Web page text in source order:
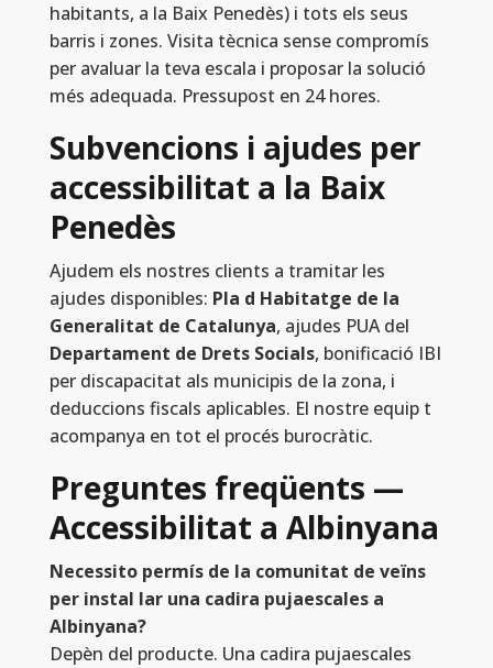
habitants, a la Baix Penedès) i tots els seus
barris i zones. Visita tècnica sense compromís
per avaluar la teva escala i proposar la solució
més adequada. Pressupost en 24 hores.
Subvencions i ajudes per
accessibilitat a la Baix
Penedès
Ajudem els nostres clients a tramitar les
ajudes disponibles: Pla d Habitatge de la
Generalitat de Catalunya, ajudes PUA del
Departament de Drets Socials, bonificació IBI
per discapacitat als municipis de la zona, i
deduccions fiscals aplicables. El nostre equip t
acompanya en tot el procés burocràtic.
Preguntes freqüents —
Accessibilitat a Albinyana
Necessito permís de la comunitat de veïns
per instal lar una cadira pujaescales a
Albinyana?
Depèn del producte. Una cadira pujaescales